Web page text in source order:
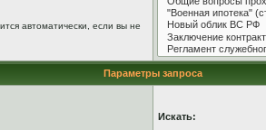
автоматически, если вы не
Параметры запроса
Искать: